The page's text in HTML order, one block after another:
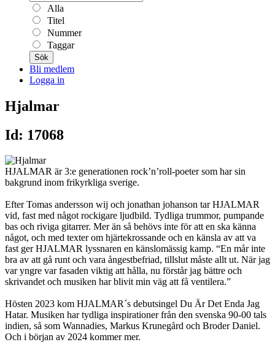
Alla
Titel
Nummer
Taggar
Sök
Bli medlem
Logga in
Hjalmar
Id: 17068
HJALMAR är 3:e generationen rock’n’roll-poeter som har sin
bakgrund inom frikyrkliga sverige.
Efter Tomas andersson wij och jonathan johanson tar HJALMAR
vid, fast med något rockigare ljudbild. Tydliga trummor, pumpande
bas och riviga gitarrer. Mer än så behövs inte för att en ska känna
något, och med texter om hjärtekrossande och en känsla av att va
fast ger HJALMAR lyssnaren en känslomässig kamp. “En mår inte
bra av att gå runt och vara ångestbefriad, tillslut måste allt ut. När jag
var yngre var fasaden viktig att hålla, nu förstår jag bättre och
skrivandet och musiken har blivit min väg att få ventilera.”
Hösten 2023 kom HJALMAR´s debutsingel Du Är Det Enda Jag
Hatar. Musiken har tydliga inspirationer från den svenska 90-00 tals
indien, så som Wannadies, Markus Krunegård och Broder Daniel.
Och i början av 2024 kommer mer.